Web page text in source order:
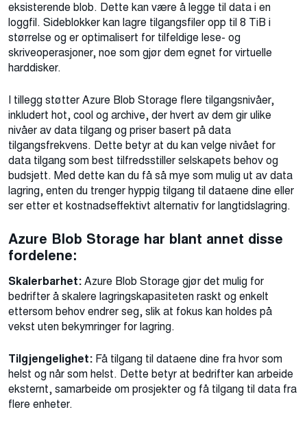
eksisterende blob. Dette kan være å legge til data i en
loggfil. Sideblokker kan lagre tilgangsfiler opp til 8 TiB i
størrelse og er optimalisert for tilfeldige lese- og
skriveoperasjoner, noe som gjør dem egnet for virtuelle
harddisker.
I tillegg støtter Azure Blob Storage flere tilgangsnivåer,
inkludert hot, cool og archive, der hvert av dem gir ulike
nivåer av data tilgang og priser basert på data
tilgangsfrekvens. Dette betyr at du kan velge nivået for
data tilgang som best tilfredsstiller selskapets behov og
budsjett. Med dette kan du få så mye som mulig ut av data
lagring, enten du trenger hyppig tilgang til dataene dine eller
ser etter et kostnadseffektivt alternativ for langtidslagring.
Azure Blob Storage har blant annet disse
fordelene:
Skalerbarhet:Azure Blob Storage gjør det mulig for
bedrifter å skalere lagringskapasiteten raskt og enkelt
ettersom behov endrer seg, slik at fokus kan holdes på
vekst uten bekymringer for lagring.
Tilgjengelighet: Få tilgang til dataene dine fra hvor som
helst og når som helst. Dette betyr at bedrifter kan arbeide
eksternt, samarbeide om prosjekter og få tilgang til data fra
flere enheter.